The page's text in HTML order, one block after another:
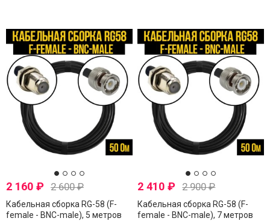
2 160 ₽ 2 600₽
Кабельная сборка RG-58 (F-
female - BNC-male), 5 метров
2 410₽ 2 900₽
Кабельная сборка RG-58 (F-
female - BNC-male), 7 метров